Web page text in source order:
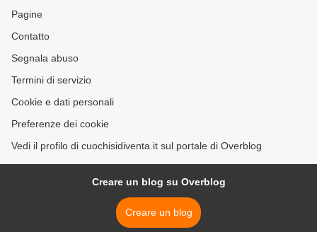
Pagine
Contatto
Segnala abuso
Termini di servizio
Cookie e dati personali
Preferenze dei cookie
Vedi il profilo di cuochisidiventa.it sul portale di Overblog
Creare un blog su Overblog
Creare un blog